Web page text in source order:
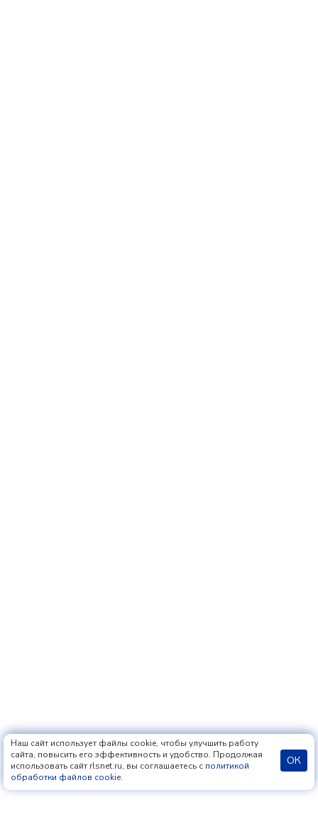
Наш сайт использует файлы cookie, чтобы улучшить работу
сайта, повысить его эффективность и удобство. Продолжая
использовать сайт rlsnet.ru, вы соглашаетесь с политикой
обработки файлов cookie.
ОК